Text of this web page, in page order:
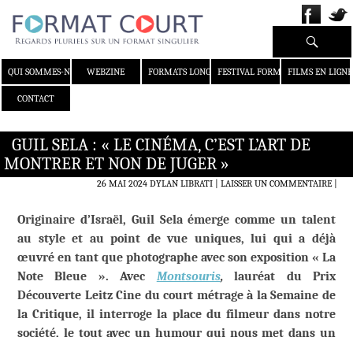
QUI SOMMES-NOUS ?WEBZINE FORMATS LONGS FESTIVAL FORMAT COURT
FILMS EN LIGNE
CONTACT
Recherche
GUIL SELA : « LE CINÉMA, C’EST L’ART DE
MONTRER ET NON DE JUGER »
26 MAI 2024 DYLAN LIBRATI LAISSER UN COMMENTAIRE|
Originaire d’Israël, Guil Sela émerge comme un talent
au style et au point de vue uniques, lui qui a déjà
œuvré en tant que photographe avec son exposition « La
Note Bleue ». Avec Montsouris,lauréat du Prix
Découverte Leitz Cine du court métrage à la Semaine de
la Critique, il interroge la place du filmeur dans notre
société, le tout avec un humour qui nous met dans un